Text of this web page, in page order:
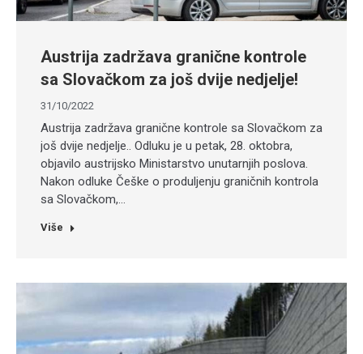
Austrija zadržava granične kontrole
sa Slovačkom za još dvije nedjelje!
31/10/2022
Austrija zadržava granične kontrole sa Slovačkom za
još dvije nedjelje.. Odluku je u petak, 28. oktobra,
objavilo austrijsko Ministarstvo unutarnjih poslova.
Nakon odluke Češke o produljenju graničnih kontrola
sa Slovačkom,…
Više